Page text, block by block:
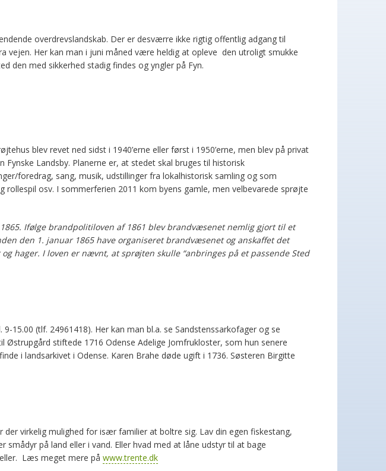
overdrevslandskab. Der er desværre ikke rigtig offentlig adgang til
vejen. Her kan man i juni måned være heldig at opleve den utroligt smukke
den med sikkerhed stadig findes og yngler på Fyn.
blev revet ned sidst i 1940’erne eller først i 1950’erne, men blev på privat
Landsby. Planerne er, at stedet skal bruges til historisk
foredrag, sang, musik, udstillinger fra lokalhistorisk samling og som
rollespil osv. I sommerferien 2011 kom byens gamle, men velbevarede sprøjte
Ifølge brandpolitiloven af 1861 blev brandvæsenet nemlig gjort til et
den 1. januar 1865 have organiseretbrandvæsenet og anskaffet det
og hager. I loven er nævnt, at sprøjten skulle “anbringes på etpassende Sted
15.00 (tlf. 24961418). Her kan man bl.a. se Sandstenssarkofager og se
Østrupgård stiftede 1716 Odense Adelige Jomfrukloster, som hun senere
i landsarkivet i Odense. Karen Brahe døde ugift i 1736. Søsteren Birgitte
virkelig mulighed for især familier at boltre sig. Lav din egen fiskestang,
smådyr på land eller i vand. Eller hvad med at låne udstyr til at bage
Læs meget mere på www.trente.dk